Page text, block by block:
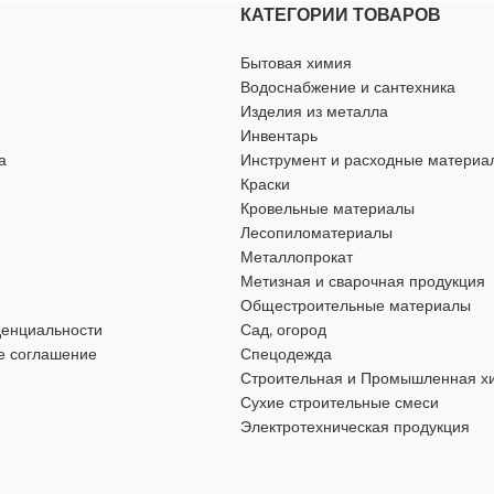
ДЛИНА 20 м
ШИРИНА
ОСОБЕННОСТИ
соглашение
КАТЕГОРИИ ТОВАРОВ
Бытовая химия
Водоснабжение и сантехника
Изделия из металла
Инвентарь
Инструмент и расходные
Краски
Кровельные материалы
Лесопиломатериалы
Металлопрокат
Метизная и сварочная продукция
Общестроительные материалы
Сад, огород
Спецодежда
Строительная и Промышленная
Сухие строительные смеси
Электротехническая продукция